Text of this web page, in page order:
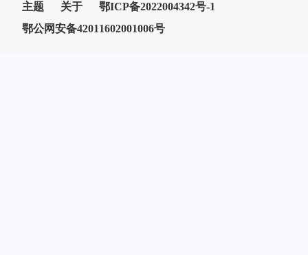
主题 关于
鄂ICP备2022004342号-1
鄂公网安备42011602001006号